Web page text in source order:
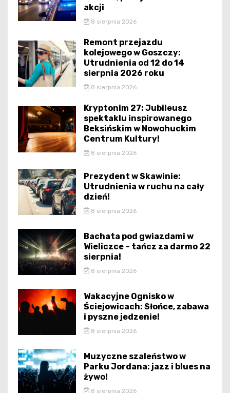
akcji
8 sierpnia 2026
Remont przejazdu
kolejowego w Goszczy:
Utrudnienia od 12 do 14
sierpnia 2026 roku
8 sierpnia 2026
Kryptonim 27: Jubileusz
spektaklu inspirowanego
Beksińskim w Nowohuckim
Centrum Kultury!
8 sierpnia 2026
Prezydent w Skawinie:
Utrudnienia w ruchu na cały
dzień!
8 sierpnia 2026
Bachata pod gwiazdami w
Wieliczce – tańcz za darmo 22
sierpnia!
8 sierpnia 2026
Wakacyjne Ognisko w
Ściejowicach: Słońce, zabawa
i pyszne jedzenie!
8 sierpnia 2026
Muzyczne szaleństwo w
Parku Jordana: jazz i blues na
żywo!
8 sierpnia 2026